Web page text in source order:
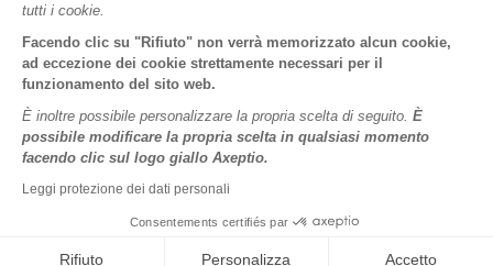
tutti i cookie.
Facendo clic su "Rifiuto" non verrà memorizzato alcun cookie,
ad eccezione dei cookie strettamente necessari per il
funzionamento del sito web.
È inoltre possibile personalizzare la propria scelta di seguito. È
possibile modificare la propria scelta in qualsiasi momento
facendo clic sul logo giallo Axeptio.
Leggi protezione dei dati personali
Consentements certifiés par
Rifiuto Personalizza Accetto
Regole di gioco e istruzioni
Pezzi staccati
Attività per bambini da scaricare
SEGUICI
Copyright © 2026 Janod - Tutti i diritti riservati -
legale